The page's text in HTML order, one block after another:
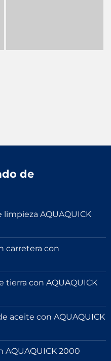
de
limpieza AQUAQUICK
carretera con
tierra con AQUAQUICK
aceite con AQUAQUICK
AQUAQUICK 2000